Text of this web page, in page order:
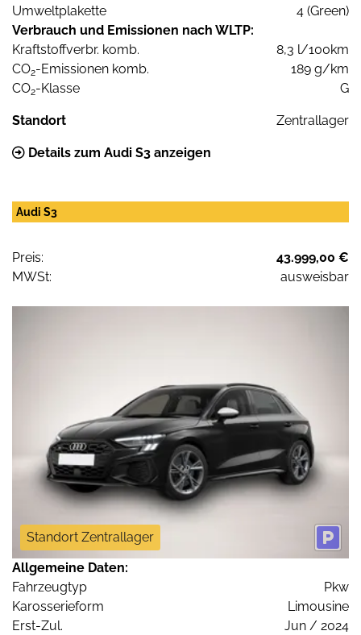
Umweltplakette
4 (Green)
Verbrauch und Emissionen nach WLTP:
Kraftstoffverbr. komb.
8,3 l/100km
CO2-Emissionen komb.
189 g/km
CO2-Klasse G
Standort Zentrallager
Details zum Audi S3 anzeigen
Audi S3
Preis:
43.999,00 €
MWSt:
ausweisbar
Standort Zentrallager
Allgemeine Daten:
Fahrzeugtyp
Pkw
Karosserieform
Limousine
Erst-Zul.
Jun / 2024